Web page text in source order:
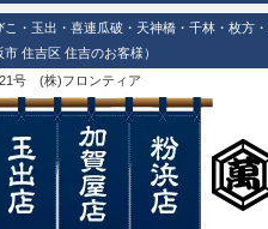
・玉出・喜連瓜破・天神橋・千林・枚方
住吉区 住吉のお客様）
号 (株)フロンティア